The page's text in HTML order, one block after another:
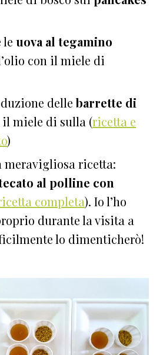
uova al tegamino
con il miele di
dellebarrette di
il miele di sulla (ricetta e
)
meravigliosa ricetta:
al polline con
completa). Io l’ho
durante la visita a
lo dimenticherò!